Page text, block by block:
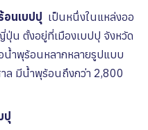
อนเบปปุ เป็นหนึ่งในแหล่งออ
น ตั้งอยู่ที่เมืองเบปปุ จังหวัด
น้ำพุร้อนหลากหลายรูปแบบ
ล มีน้ำพุร้อนถึงกว่า 2,800
ปุ